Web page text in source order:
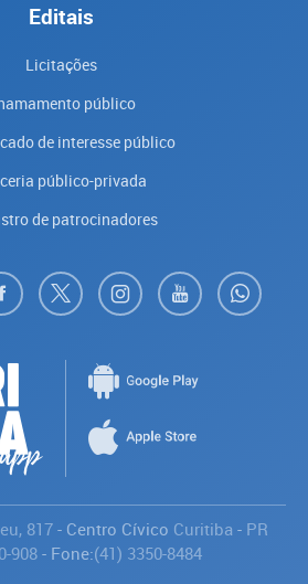
Editais
Licitações
público
de interesse público
público-privada
de patrocinadores
817- Centro Cívico Curitiba - PR
908- Fone:(41) 3350-8484